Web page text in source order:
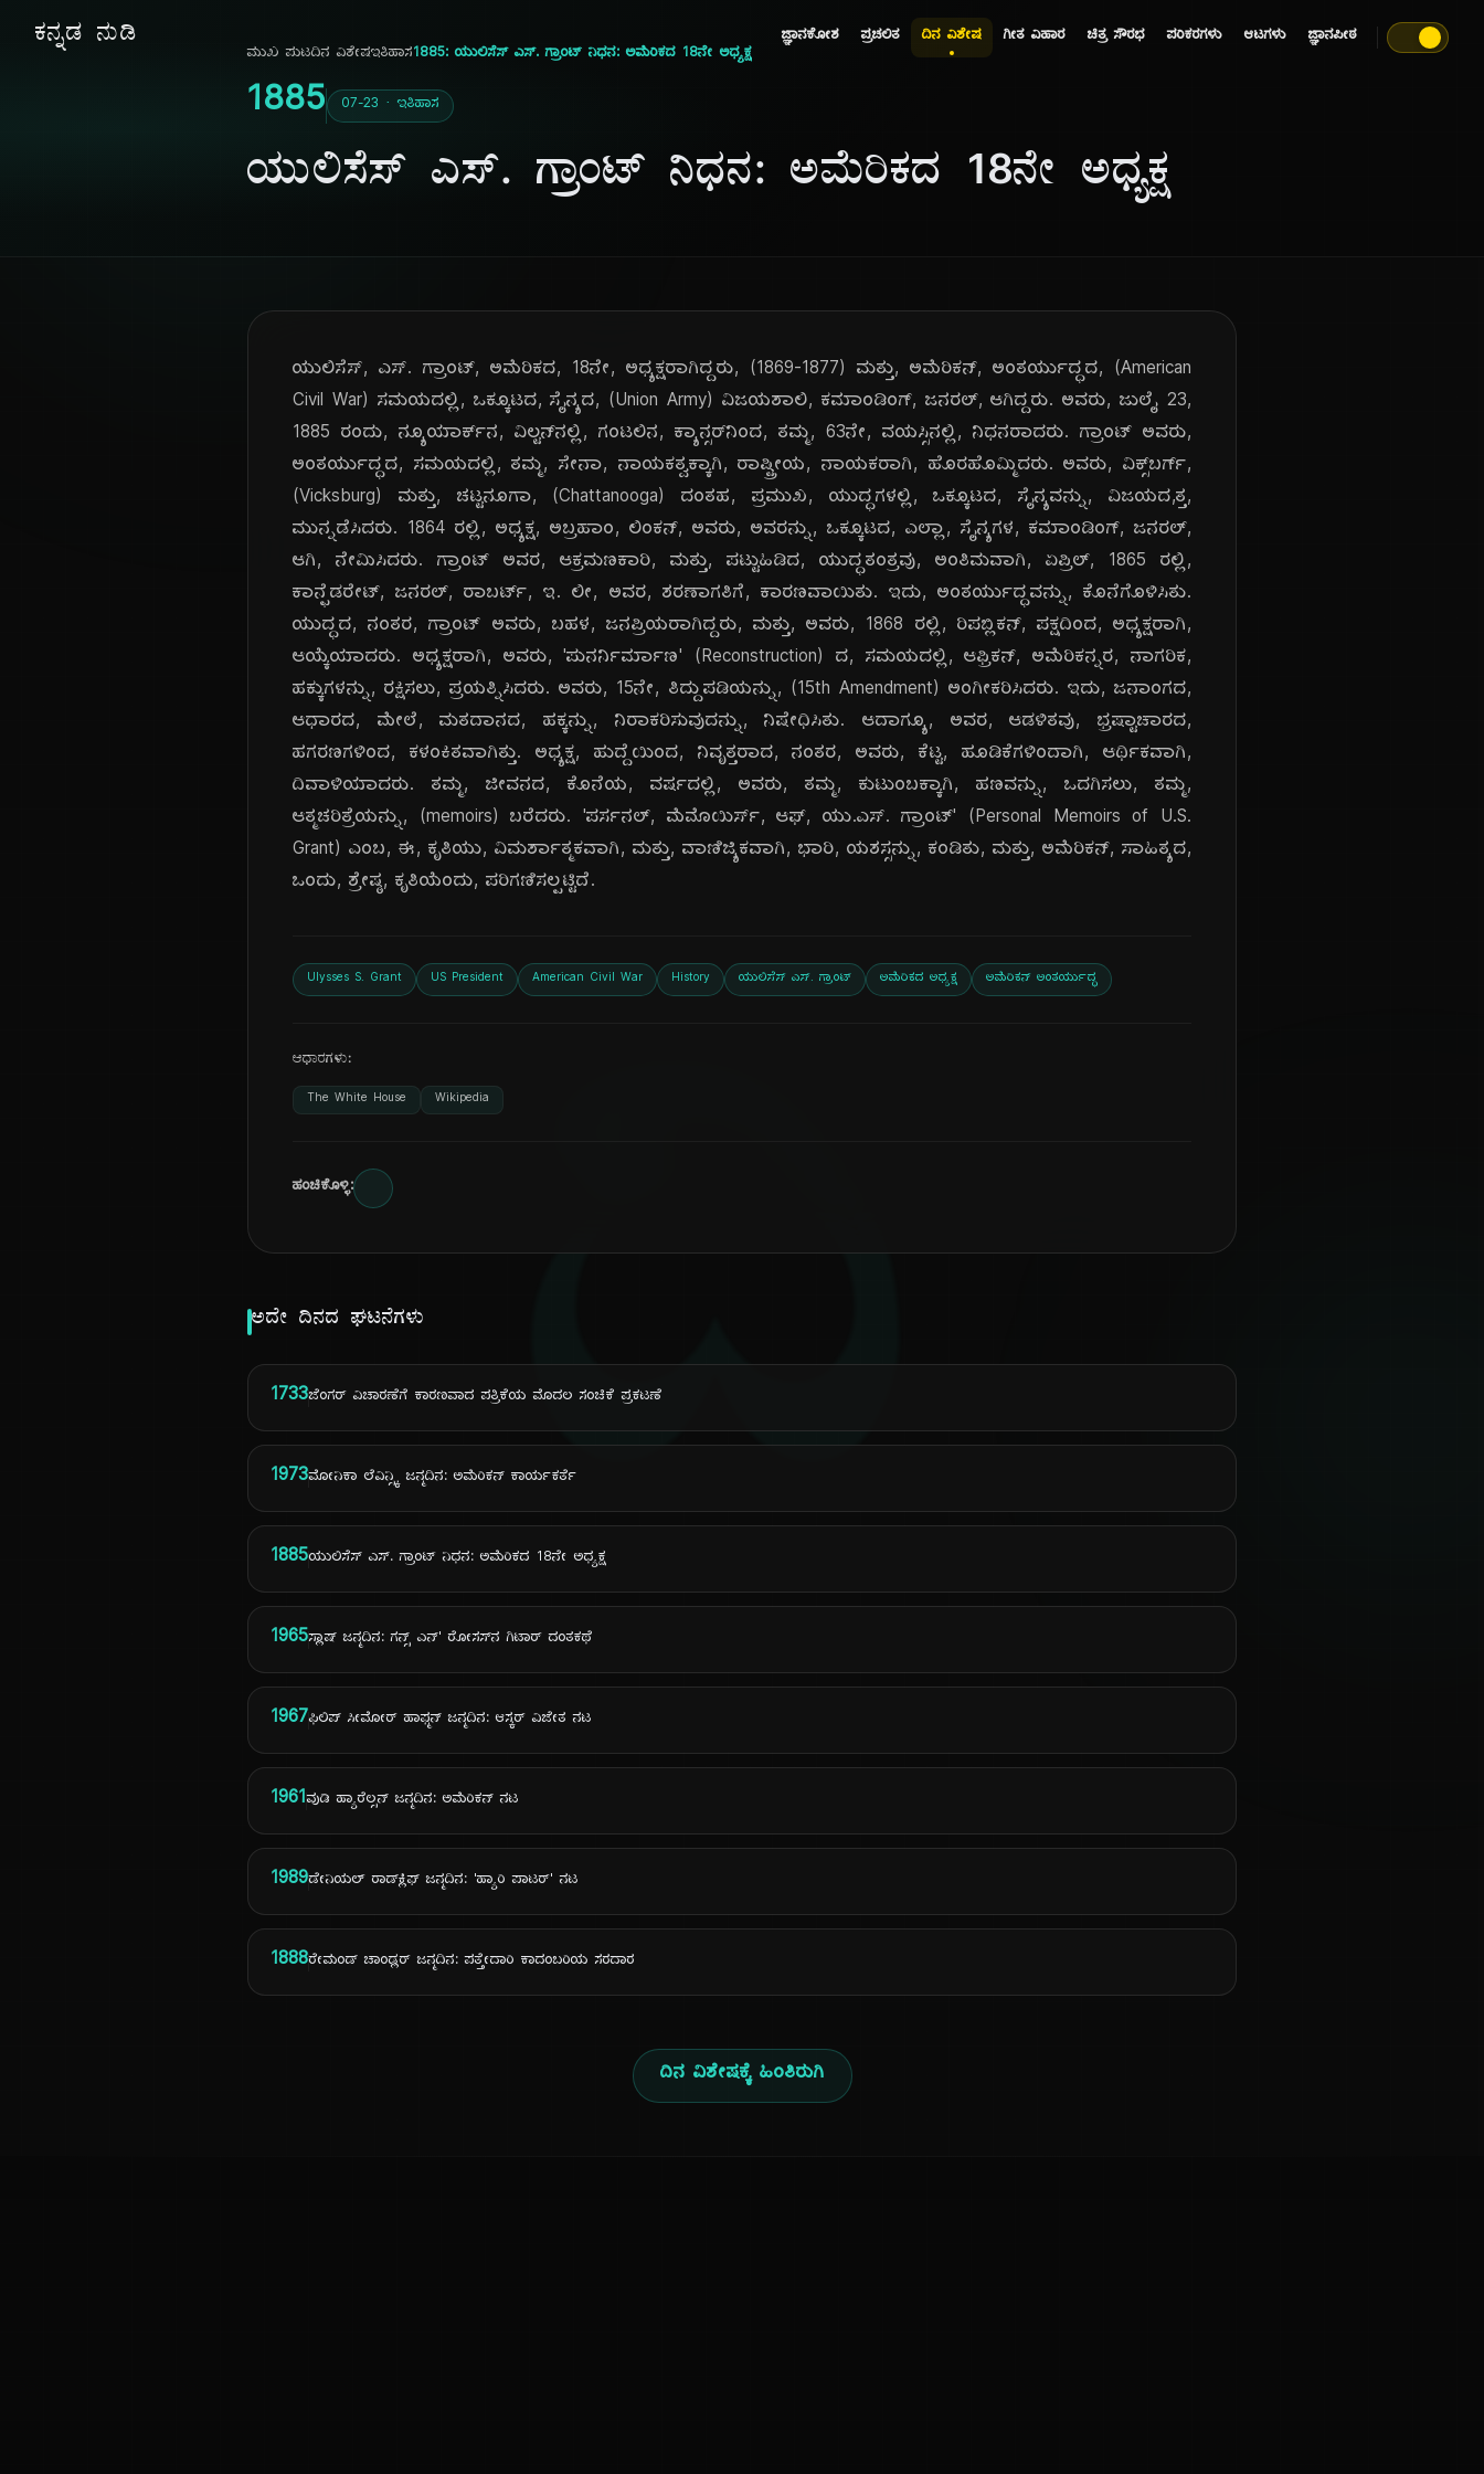
ಕನ್ನಡ ನುಡಿ ಜ್ಞಾನಕೋಶ ಪ್ರಚಲಿತ ದಿನ ವಿಶೇಷ ಗೀತ ವಿಹಾರ ಚಿತ್ರ ಸೌರಭ ಪರಿಕರಗಳು ಆಟಗಳು ಜ್ಞಾನಪೀಠ
ದಿ
ಮುಖ ಪುಟದಿನ ವಿಶೇಷಇತಿಹಾಸ1885: ಯುಲಿಸೆಸ್ ಎಸ್. ಗ್ರಾಂಟ್ ನಿಧನ: ಅಮೆರಿಕದ 18ನೇ ಅಧ್ಯಕ್ಷ
1885 07-23 · ಇತಿಹಾಸ
ಯುಲಿಸೆಸ್ ಎಸ್. ಗ್ರಾಂಟ್ ನಿಧನ: ಅಮೆರಿಕದ 18ನೇ ಅಧ್ಯಕ್ಷ
ಯುಲಿಸೆಸ್, ಎಸ್. ಗ್ರಾಂಟ್, ಅಮೆರಿಕದ, 18ನೇ, ಅಧ್ಯಕ್ಷರಾಗಿದ್ದರು, (1869-1877) ಮತ್ತು, ಅಮೆರಿಕನ್, ಅಂತರ್ಯುದ್ಧದ, (American
Civil War) ಸಮಯದಲ್ಲಿ, ಒಕ್ಕೂಟದ, ಸೈನ್ಯದ, (Union Army) ವಿಜಯಶಾಲಿ, ಕಮಾಂಡಿಂಗ್, ಜನರಲ್, ಆಗಿದ್ದರು. ಅವರು, ಜುಲೈ 23,
1885 ರಂದು, ನ್ಯೂಯಾರ್ಕ್‌ನ, ವಿಲ್ಟನ್‌ನಲ್ಲಿ, ಗಂಟಲಿನ, ಕ್ಯಾನ್ಸರ್‌ನಿಂದ, ತಮ್ಮ, 63ನೇ, ವಯಸ್ಸಿನಲ್ಲಿ, ನಿಧನರಾದರು. ಗ್ರಾಂಟ್ ಅವರು,
ಅಂತರ್ಯುದ್ಧದ, ಸಮಯದಲ್ಲಿ, ತಮ್ಮ, ಸೇನಾ, ನಾಯಕತ್ವಕ್ಕಾಗಿ, ರಾಷ್ಟ್ರೀಯ, ನಾಯಕರಾಗಿ, ಹೊರಹೊಮ್ಮಿದರು. ಅವರು, ವಿಕ್ಸ್‌ಬರ್ಗ್,
(Vicksburg) ಮತ್ತು, ಚಟ್ಟನೂಗಾ, (Chattanooga) ದಂತಹ, ಪ್ರಮುಖ, ಯುದ್ಧಗಳಲ್ಲಿ, ಒಕ್ಕೂಟದ, ಸೈನ್ಯವನ್ನು, ವಿಜಯದ,ತ್ತ,
ಮುನ್ನಡೆಸಿದರು. 1864 ರಲ್ಲಿ, ಅಧ್ಯಕ್ಷ, ಅಬ್ರಹಾಂ, ಲಿಂಕನ್, ಅವರು, ಅವರನ್ನು, ಒಕ್ಕೂಟದ, ಎಲ್ಲಾ, ಸೈನ್ಯಗಳ, ಕಮಾಂಡಿಂಗ್, ಜನರಲ್,
ಆಗಿ, ನೇಮಿಸಿದರು. ಗ್ರಾಂಟ್ ಅವರ, ಆಕ್ರಮಣಕಾರಿ, ಮತ್ತು, ಪಟ್ಟುಹಿಡಿದ, ಯುದ್ಧತಂತ್ರವು, ಅಂತಿಮವಾಗಿ, ಏಪ್ರಿಲ್, 1865 ರಲ್ಲಿ,
ಕಾನ್ಫೆಡರೇಟ್, ಜನರಲ್, ರಾಬರ್ಟ್, ಇ. ಲೀ, ಅವರ, ಶರಣಾಗತಿಗೆ, ಕಾರಣವಾಯಿತು. ಇದು, ಅಂತರ್ಯುದ್ಧವನ್ನು, ಕೊನೆಗೊಳಿಸಿತು.
ಯುದ್ಧದ, ನಂತರ, ಗ್ರಾಂಟ್ ಅವರು, ಬಹಳ, ಜನಪ್ರಿಯರಾಗಿದ್ದರು, ಮತ್ತು, ಅವರು, 1868 ರಲ್ಲಿ, ರಿಪಬ್ಲಿಕನ್, ಪಕ್ಷದಿಂದ, ಅಧ್ಯಕ್ಷರಾಗಿ,
ಆಯ್ಕೆಯಾದರು. ಅಧ್ಯಕ್ಷರಾಗಿ, ಅವರು, 'ಪುನರ್ನಿರ್ಮಾಣ' (Reconstruction) ದ, ಸಮಯದಲ್ಲಿ, ಆಫ್ರಿಕನ್, ಅಮೆರಿಕನ್ನರ, ನಾಗರಿಕ,
ಹಕ್ಕುಗಳನ್ನು, ರಕ್ಷಿಸಲು, ಪ್ರಯತ್ನಿಸಿದರು. ಅವರು, 15ನೇ, ತಿದ್ದುಪಡಿಯನ್ನು, (15th Amendment) ಅಂಗೀಕರಿಸಿದರು. ಇದು, ಜನಾಂಗದ,
ಆಧಾರದ, ಮೇಲೆ, ಮತದಾನದ, ಹಕ್ಕನ್ನು, ನಿರಾಕರಿಸುವುದನ್ನು, ನಿಷೇಧಿಸಿತು. ಆದಾಗ್ಯೂ, ಅವರ, ಆಡಳಿತವು, ಭ್ರಷ್ಟಾಚಾರದ,
ಹಗರಣಗಳಿಂದ, ಕಳಂಕಿತವಾಗಿತ್ತು. ಅಧ್ಯಕ್ಷ, ಹುದ್ದೆಯಿಂದ, ನಿವೃತ್ತರಾದ, ನಂತರ, ಅವರು, ಕೆಟ್ಟ, ಹೂಡಿಕೆಗಳಿಂದಾಗಿ, ಆರ್ಥಿಕವಾಗಿ,
ದಿವಾಳಿಯಾದರು. ತಮ್ಮ, ಜೀವನದ, ಕೊನೆಯ, ವರ್ಷದಲ್ಲಿ, ಅವರು, ತಮ್ಮ, ಕುಟುಂಬಕ್ಕಾಗಿ, ಹಣವನ್ನು, ಒದಗಿಸಲು, ತಮ್ಮ,
ಆತ್ಮಚರಿತ್ರೆಯನ್ನು, (memoirs) ಬರೆದರು. 'ಪರ್ಸನಲ್, ಮೆಮೊಯಿರ್ಸ್, ಆಫ್, ಯು.ಎಸ್. ಗ್ರಾಂಟ್' (Personal Memoirs of U.S.
Grant) ಎಂಬ, ಈ, ಕೃತಿಯು, ವಿಮರ್ಶಾತ್ಮಕವಾಗಿ, ಮತ್ತು, ವಾಣಿಜ್ಯಿಕವಾಗಿ, ಭಾರಿ, ಯಶಸ್ಸನ್ನು, ಕಂಡಿತು, ಮತ್ತು, ಅಮೆರಿಕನ್, ಸಾಹಿತ್ಯದ,
ಒಂದು, ಶ್ರೇಷ್ಠ, ಕೃತಿಯೆಂದು, ಪರಿಗಣಿಸಲ್ಪಟ್ಟಿದೆ.
Ulysses S. Grant US President American Civil War History ಯುಲಿಸೆಸ್ ಎಸ್. ಗ್ರಾಂಟ್ ಅಮೆರಿಕದ ಅಧ್ಯಕ್ಷ ಅಮೆರಿಕನ್ ಅಂತರ್ಯುದ್ಧ
ಆಧಾರಗಳು:
The White House Wikipedia
ಹಂಚಿಕೊಳ್ಳಿ:
ಅದೇ ದಿನದ ಘಟನೆಗಳು
1733ಜೆಂಗರ್ ವಿಚಾರಣೆಗೆ ಕಾರಣವಾದ ಪತ್ರಿಕೆಯ ಮೊದಲ ಸಂಚಿಕೆ ಪ್ರಕಟಣೆ
1973ಮೋನಿಕಾ ಲೆವಿನ್ಸ್ಕಿ ಜನ್ಮದಿನ: ಅಮೆರಿಕನ್ ಕಾರ್ಯಕರ್ತೆ
1885ಯುಲಿಸೆಸ್ ಎಸ್. ಗ್ರಾಂಟ್ ನಿಧನ: ಅಮೆರಿಕದ 18ನೇ ಅಧ್ಯಕ್ಷ
1965ಸ್ಲಾಷ್ ಜನ್ಮದಿನ: ಗನ್ಸ್ ಎನ್' ರೋಸಸ್‌ನ ಗಿಟಾರ್ ದಂತಕಥೆ
1967ಫಿಲಿಪ್ ಸೀಮೋರ್ ಹಾಫ್ಮನ್ ಜನ್ಮದಿನ: ಆಸ್ಕರ್ ವಿಜೇತ ನಟ
1961ವುಡಿ ಹ್ಯಾರೆಲ್ಸನ್ ಜನ್ಮದಿನ: ಅಮೆರಿಕನ್ ನಟ
1989ಡೇನಿಯಲ್ ರಾಡ್‌ಕ್ಲಿಫ್ ಜನ್ಮದಿನ: 'ಹ್ಯಾರಿ ಪಾಟರ್' ನಟ
1888ರೇಮಂಡ್ ಚಾಂಡ್ಲರ್ ಜನ್ಮದಿನ: ಪತ್ತೇದಾರಿ ಕಾದಂಬರಿಯ ಸರದಾರ
ದಿನ ವಿಶೇಷಕ್ಕೆ ಹಿಂತಿರುಗಿ